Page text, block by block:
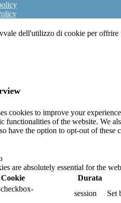
dell'utilizzo di cookie per offrire
cookies to improve your
functionalities of the website. We
have the option to opt-out of
are absolutely essential for the
Cookie
Durata
session Set